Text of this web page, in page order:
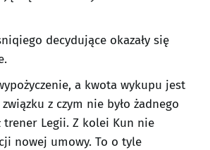
decydujące okazały się
a kwota wykupu jest
z czym nie było żadnego
trener Legii. Z kolei Kun nie
nowej umowy. To o tyle